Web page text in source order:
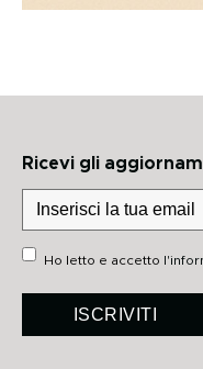
Ricevi gli
Ho letto e accetto
ISCRIVITI